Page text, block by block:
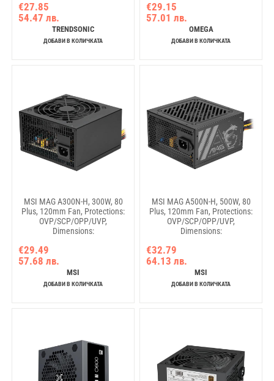
€27.85
54.47 лв.
TRENDSONIC
ДОБАВИ В КОЛИЧКАТА
€29.15
57.01 лв.
OMEGA
ДОБАВИ В КОЛИЧКАТА
MSI MAG A300N-H, 300W, 80
Plus, 120mm Fan, Protections:
OVP/SCP/OPP/UVP,
Dimensions:
€29.49
57.68 лв.
MSI
ДОБАВИ В КОЛИЧКАТА
MSI MAG A500N-H, 500W, 80
Plus, 120mm Fan, Protections:
OVP/SCP/OPP/UVP,
Dimensions:
€32.79
64.13 лв.
MSI
ДОБАВИ В КОЛИЧКАТА